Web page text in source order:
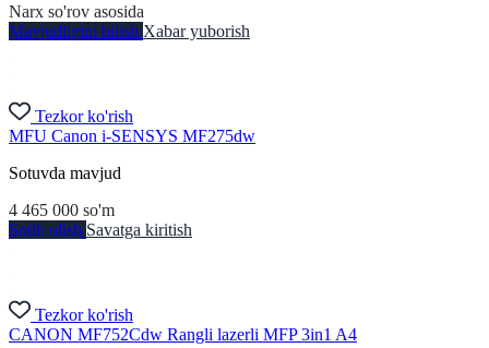
Narx so'rov asosida
Mavjudligini bilish Xabar yuborish
Tezkor ko'rish
MFU Canon i-SENSYS MF275dw
Sotuvda mavjud
4 465 000 so'm
Sotib olish Savatga kiritish
Tezkor ko'rish
CANON MF752Cdw Rangli lazerli MFP 3in1 A4